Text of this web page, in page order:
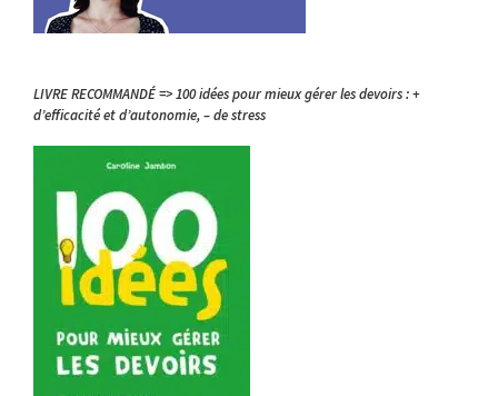
LIVRE RECOMMANDÉ => 100 idées pour mieux gérer les devoirs : +
d’efficacité et d’autonomie, – de stress